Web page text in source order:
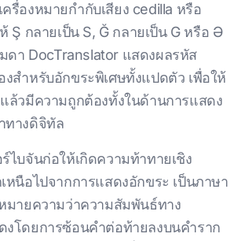
รื่องหมายกำกับเสียง cedilla หรือ
Ş กลายเป็น S, Ğ กลายเป็น G หรือ Ə
ดา DocTranslator แสดงผลรหัส
สำหรับอักขระพิเศษทั้งแปดตัว เพื่อให้
ล้วมีความถูกต้องทั้งในด้านการแสดง
ทางดิจิทัล
ไบจันก่อให้เกิดความท้าทายเชิง
หนือไปจากการแสดงอักขระ เป็นภาษา
มายความว่าความสัมพันธ์ทาง
โดยการซ้อนคําต่อท้ายลงบนคําราก